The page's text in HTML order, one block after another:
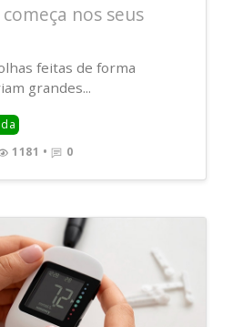
nos seus
feitas de forma
grandes...
1181 • 0